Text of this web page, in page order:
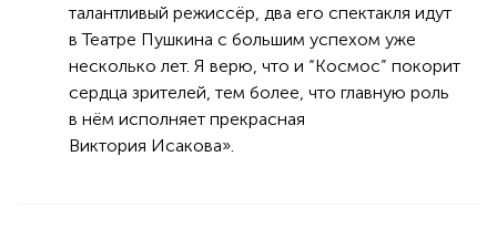
талантливый режиссёр, два его спектакля идут
в Театре Пушкина с большим успехом уже
несколько лет. Я верю, что и “Космос” покорит
сердца зрителей, тем более, что главную роль
в нём исполняет прекрасная
Виктория Исакова».